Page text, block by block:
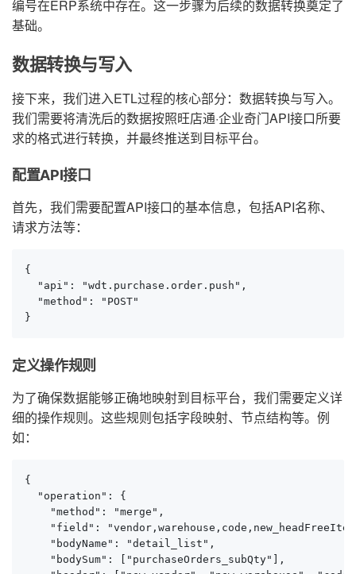
编号在ERP系统中存在。这一步骤为后续的数据转换奠定了
基础。
数据转换与写入
接下来，我们进入ETL过程的核心部分：数据转换与写入。
我们需要将清洗后的数据按照旺店通·企业奇门API接口所要
求的格式进行转换，并最终推送到目标平台。
配置API接口
首先，我们需要配置API接口的基本信息，包括API名称、
请求方法等：
{
  "api": "wdt.purchase.order.push",
  "method": "POST"
}
定义操作规则
为了确保数据能够正确地映射到目标平台，我们需要定义详
细的操作规则。这些规则包括字段映射、节点结构等。例
如：
{
  "operation": {
    "method": "merge",
"field":
    "bodyName": "detail_list",
    "bodySum": ["purchaseOrders_subQty"],